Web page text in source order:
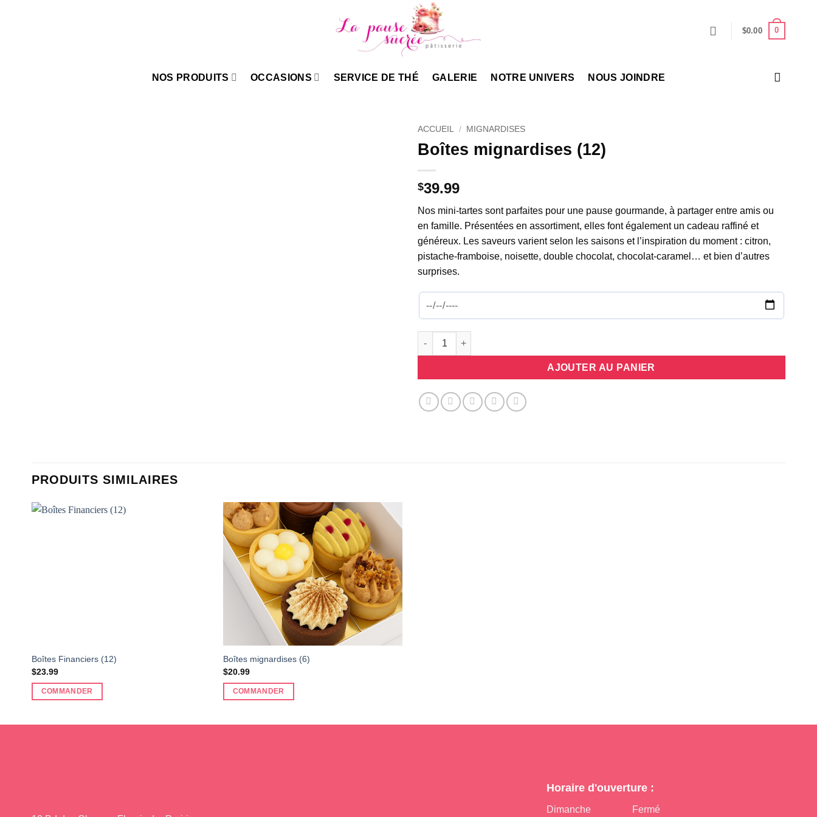
$0.00 0
NOS PRODUITS OCCASIONS SERVICE DE THÉ GALERIE NOTRE UNIVERS NOUS JOINDRE
ACCUEIL / MIGNARDISES
Boîtes mignardises (12)
$39.99
Nos mini-tartes sont parfaites pour une pause gourmande, à partager entre amis ou
en famille. Présentées en assortiment, elles font également un cadeau raffiné et
généreux. Les saveurs varient selon les saisons et l’inspiration du moment : citron,
pistache-framboise, noisette, double chocolat, chocolat-caramel… et bien d’autres
surprises.
quantité de Boîtes mignardises (12)
AJOUTER AU PANIER
PRODUITS SIMILAIRES
Boîtes Financiers (12)
$23.99
COMMANDER
Boîtes mignardises (6)
$20.99
COMMANDER
Horaire d'ouverture :
Dimanche Fermé